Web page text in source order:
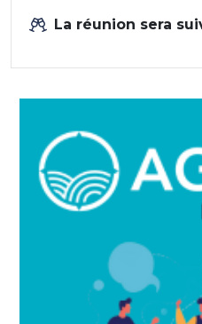
La réunion sera